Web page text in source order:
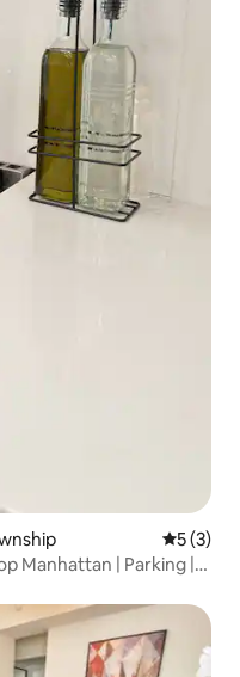
5 (3)
Manhattan | Parking |